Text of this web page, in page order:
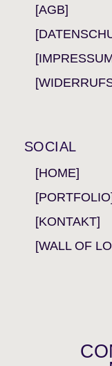
[AGB]
SOCIAL
[HOME]
[PORTFOLIO]
[KONTAKT]
[WALL OF